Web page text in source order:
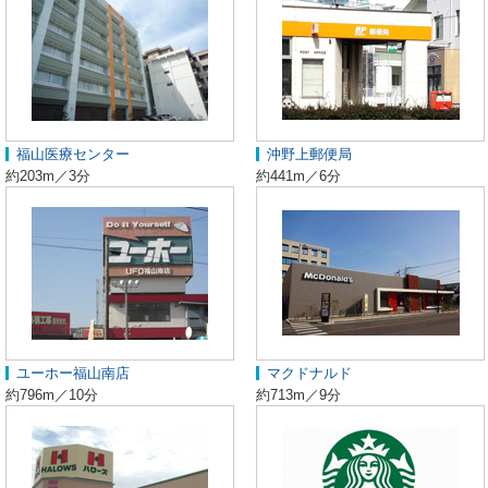
福山医療センター
約203m／3分
沖野上郵便局
約441m／6分
ユーホー福山南店
約796m／10分
マクドナルド
約713m／9分